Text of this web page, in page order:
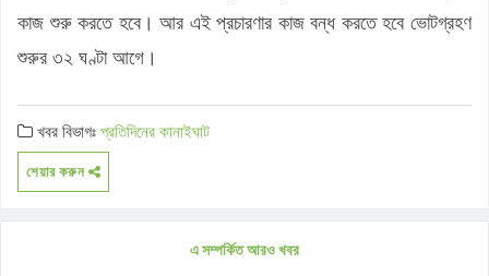
কাজ শুরু করতে হবে। আর এই প্রচারণার কাজ বন্ধ করতে হবে ভোটগ্রহণ
শুরুর ৩২ ঘণ্টা আগে।
খবর বিভাগঃপ্রতিদিনের কানাইঘাট
শেয়ার করুন
এ সম্পর্কিত আরও খবর